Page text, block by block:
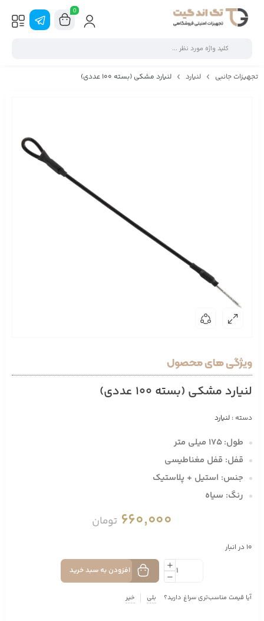
0
تجهیزات جانبی لنیارد لنیارد مشکی (بسته 100 عددی)
ویژگی های محصول
لنیارد مشکی (بسته 100 عددی)
دسته : لنیارد
طول: 175 میلی متر
قفل: قفل مغناطیسی
جنس: استیل + پلاستیک
رنگ: سیاه
660,000 تومان
10 در انبار
افزودن به سبد خرید
آیا قیمت مناسب‌تری سراغ دارید؟ بلی خیر